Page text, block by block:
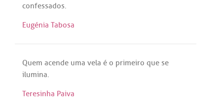
confessados.
Eugénia Tabosa
Quem acende uma vela é o primeiro que se
ilumina.
Teresinha Paiva